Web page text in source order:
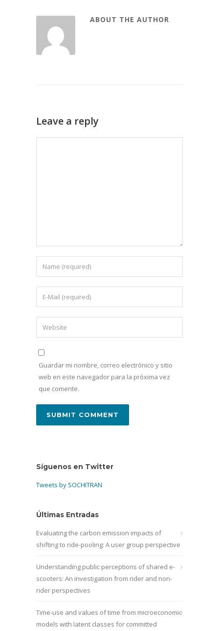
ABOUT THE AUTHOR
Leave a reply
Guardar mi nombre, correo electrónico y sitio
web en este navegador para la próxima vez
que comente.
Síguenos en Twitter
Tweets by SOCHITRAN
Últimas Entradas
Evaluating the carbon emission impacts of
shifting to ride-pooling: A user group perspective
Understanding public perceptions of shared e-
scooters: An investigation from rider and non-
rider perspectives
Time-use and values of time from microeconomic
models with latent classes for committed